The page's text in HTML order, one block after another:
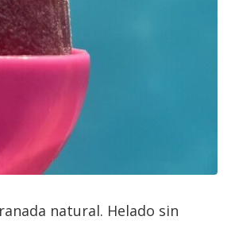
natural. Helado sin